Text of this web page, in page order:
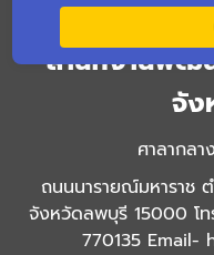
สำนักงานพัฒ
จัง
ศาลากล
ถนนนารายณ์มหาราช
จังหวัดลพบุรี 15000 โ
770135 Email-